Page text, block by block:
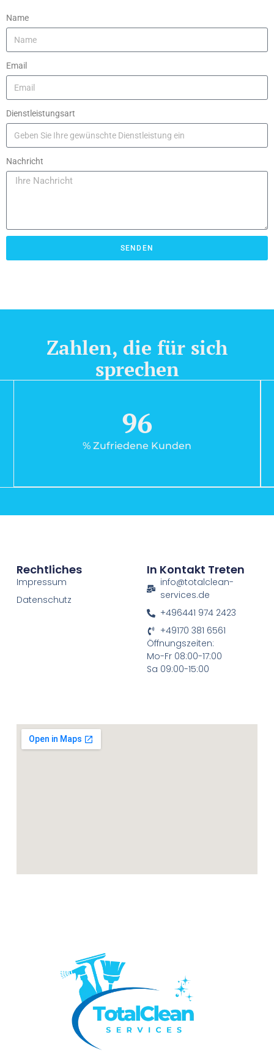
Name
Email
Dienstleistungsart
Nachricht
SENDEN
Zahlen, die für sich
sprechen
% Zufriedene Kunden
96
Rechtliches
Impressum
Datenschutz
In Kontakt Treten
info@totalclean-
services.de
+496441 974 2423
+49170 381 6561
Öffnungszeiten:
Mo-Fr 08:00-17:00
Sa 09:00-15:00